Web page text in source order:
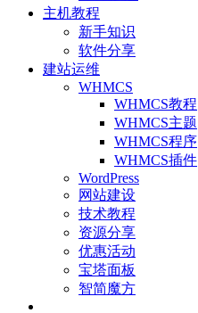
主机教程
新手知识
软件分享
建站运维
WHMCS
WHMCS教程
WHMCS主题
WHMCS程序
WHMCS插件
WordPress
网站建设
技术教程
资源分享
优惠活动
宝塔面板
智简魔方